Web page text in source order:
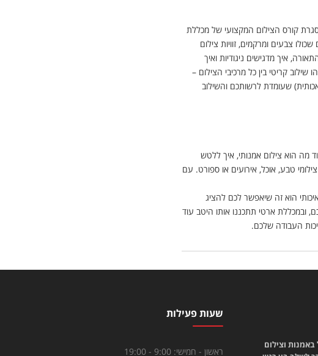
קורס הצילום המקצועי של מכללת
צבעים ומרקמים, זוויות צילום
איך מדגישים ניגודיות ואיך
קריטי בין כל מרכיבי הצילום –
שעומדת לרשותכם והשילוב
מה הוא צילום אמנותי, איך ללטש
טבע, אוכל, אירועים או ספורט. עם
הוא זה שיאפשר לכם להציג
ובמכללת ארטי תתכננו אותו היטב עוד
העבודה שלכם.
באמנות וצילום
שעות פעילות
ראשון - חמישי:9:00 - 19:00